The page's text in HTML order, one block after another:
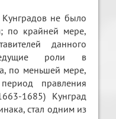
не было
по крайней мере,
данного
роли в
по меньшей мере,
правления
1685) Кунград
стал одним из